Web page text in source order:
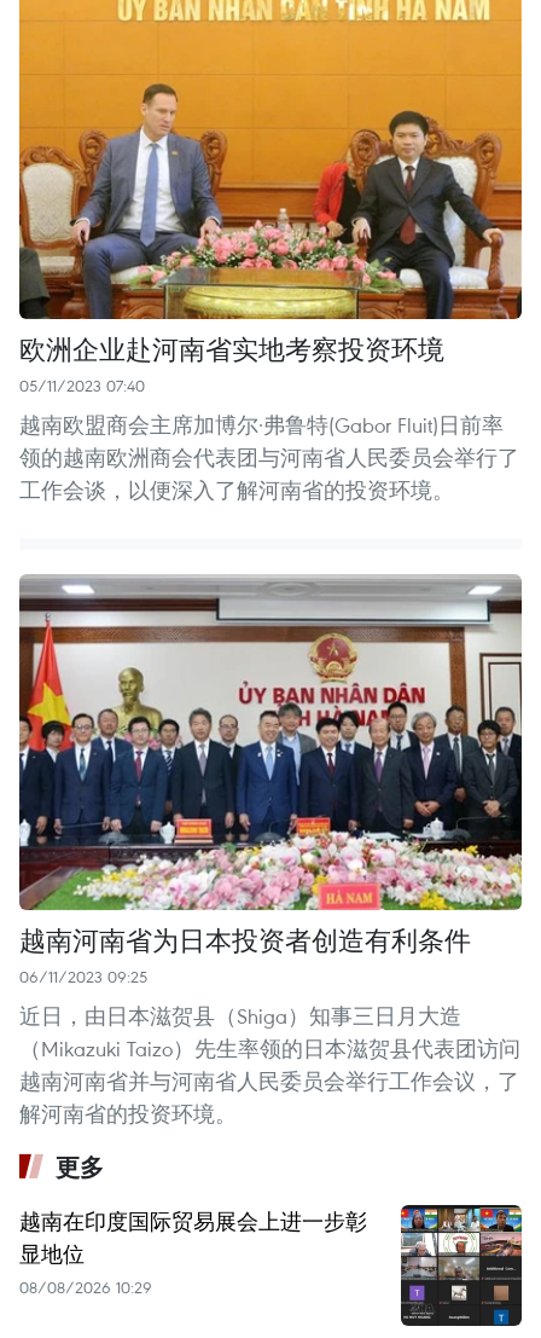
欧洲企业赴河南省实地考察投资环境
05/11/2023 07:40
越南欧盟商会主席加博尔·弗鲁特(Gabor Fluit)日前率
领的越南欧洲商会代表团与河南省人民委员会举行了
工作会谈，以便深入了解河南省的投资环境。
越南河南省为日本投资者创造有利条件
06/11/2023 09:25
近日，由日本滋贺县（Shiga）知事三日月大造
（Mikazuki Taizo）先生率领的日本滋贺县代表团访问
越南河南省并与河南省人民委员会举行工作会议，了
解河南省的投资环境。
更多
越南在印度国际贸易展会上进一步彰
显地位
08/08/2026 10:29